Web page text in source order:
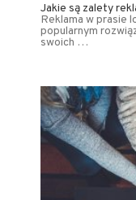
Jakie są zalety
Reklama w prasie
popularnym
swoich …